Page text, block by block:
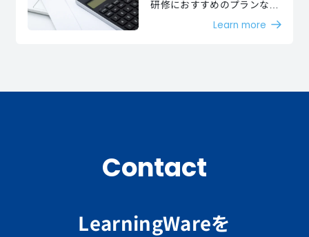
研修におすすめのプランなど
お客様のご要望に沿った様々
な料金プランをご用意してお
Learn more
Contact
LearningWareを